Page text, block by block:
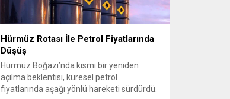
olacak....
Hürmüz Rotası İle Petrol Fiyatlarında
Düşüş
Hürmüz Boğazı’nda kısmi bir yeniden
açılma beklentisi, küresel petrol
fiyatlarında aşağı yönlü hareketi sürdürdü.